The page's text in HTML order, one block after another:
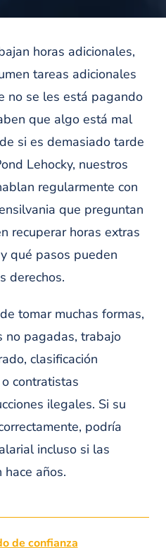
horas adicionales,
tareas adicionales
no se les está pagando
que algo está mal
si es demasiado tarde
Lehocky, nuestros
regularmente con
que preguntan
recuperar horas extras
qué pasos pueden
derechos.
tomar muchas formas,
no pagadas, trabajo
clasificación
contratistas
ilegales. Si su
podría
incluso si las
hace años.
de confianza